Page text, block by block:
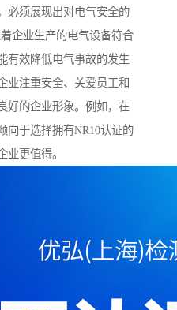
必须展现出对电气安全的
企业生产的电气设备符合
有效降低电气事故的发生
业注重安全、关爱员工和
好的企业形象。例如，在
向于选择拥有NR10认证的
业更值得。